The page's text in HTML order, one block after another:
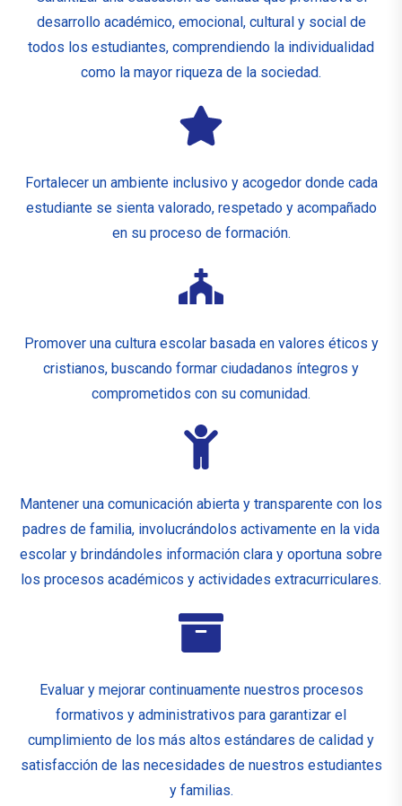
desarrollo académico, emocional, cultural y social de
todos los estudiantes, comprendiendo la individualidad
como la mayor riqueza de la sociedad.
Fortalecer un ambiente inclusivo y acogedor donde cada
estudiante se sienta valorado, respetado y acompañado
en su proceso de formación.
Promover una cultura escolar basada en valores éticos y
cristianos, buscando formar ciudadanos íntegros y
comprometidos con su comunidad.
Mantener una comunicación abierta y transparente con los
padres de familia, involucrándolos activamente en la vida
escolar y brindándoles información clara y oportuna sobre
los procesos académicos y actividades extracurriculares.
Evaluar y mejorar continuamente nuestros procesos
formativos y administrativos para garantizar el
cumplimiento de los más altos estándares de calidad y
satisfacción de las necesidades de nuestros estudiantes
y familias.